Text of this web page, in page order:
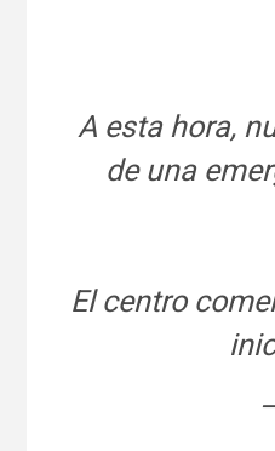
A esta hora,
de una
El centro